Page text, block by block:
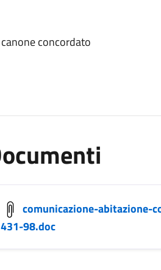
concordato
comunicazione-abitazione-
431-98.doc